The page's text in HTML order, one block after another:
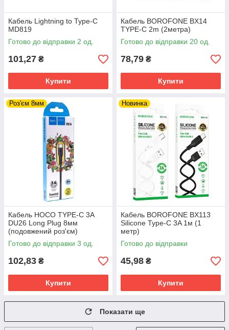
Кабель Lightning to Type-C
MD819
Готово до відправки 2 од.
101,27 ₴
Купити
Кабель BOROFONE BX14
TYPE-C 2m (2метра)
Готово до відправки 20 од.
78,79 ₴
Купити
Роз'єм 8мм
Кабель HOCO TYPE-C 3А
DU26 Long Plug 8мм
(подовжений роз'єм)
Готово до відправки 3 од.
102,83 ₴
Купити
Новинка
Кабель BOROFONE BX113
Silicone Type-C 3A 1м (1
метр)
Готово до відправки
45,98 ₴
Купити
Показати ще